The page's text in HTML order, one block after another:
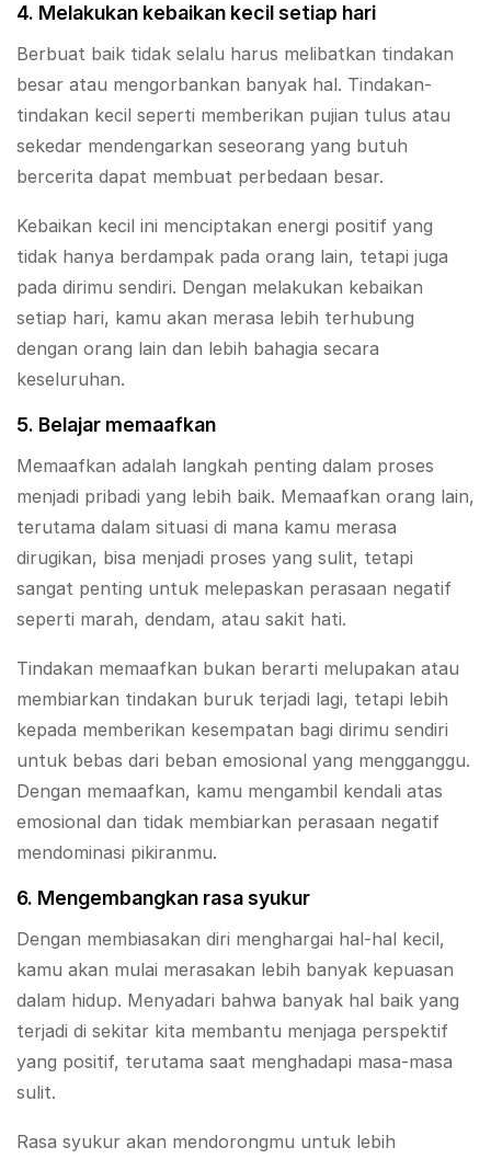
4. Melakukan kebaikan kecil setiap hari
Berbuat baik tidak selalu harus melibatkan tindakan
besar atau mengorbankan banyak hal. Tindakan-
tindakan kecil seperti memberikan pujian tulus atau
sekedar mendengarkan seseorang yang butuh
bercerita dapat membuat perbedaan besar.
Kebaikan kecil ini menciptakan energi positif yang
tidak hanya berdampak pada orang lain, tetapi juga
pada dirimu sendiri. Dengan melakukan kebaikan
setiap hari, kamu akan merasa lebih terhubung
dengan orang lain dan lebih bahagia secara
keseluruhan.
5. Belajar memaafkan
Memaafkan adalah langkah penting dalam proses
menjadi pribadi yang lebih baik. Memaafkan orang lain,
terutama dalam situasi di mana kamu merasa
dirugikan, bisa menjadi proses yang sulit, tetapi
sangat penting untuk melepaskan perasaan negatif
seperti marah, dendam, atau sakit hati.
Tindakan memaafkan bukan berarti melupakan atau
membiarkan tindakan buruk terjadi lagi, tetapi lebih
kepada memberikan kesempatan bagi dirimu sendiri
untuk bebas dari beban emosional yang mengganggu.
Dengan memaafkan, kamu mengambil kendali atas
emosional dan tidak membiarkan perasaan negatif
mendominasi pikiranmu.
6. Mengembangkan rasa syukur
Dengan membiasakan diri menghargai hal-hal kecil,
kamu akan mulai merasakan lebih banyak kepuasan
dalam hidup. Menyadari bahwa banyak hal baik yang
terjadi di sekitar kita membantu menjaga perspektif
yang positif, terutama saat menghadapi masa-masa
sulit.
Rasa syukur akan mendorongmu untuk lebih